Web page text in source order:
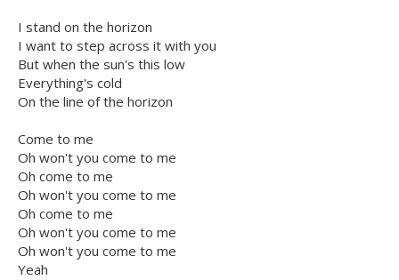
I stand on the horizon
I want to step across it with you
But when the sun's this low
Everything's cold
On the line of the horizon
Come to me
Oh won't you come to me
Oh come to me
Oh won't you come to me
Oh come to me
Oh won't you come to me
Oh won't you come to me
Yeah